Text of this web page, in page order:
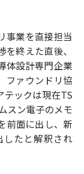
事業を直接担当
終えた直後、
体設計専門企業
ファウンドリ協
テックは現在TS
スン電子のメモ
前面に出し、新
たと解釈され